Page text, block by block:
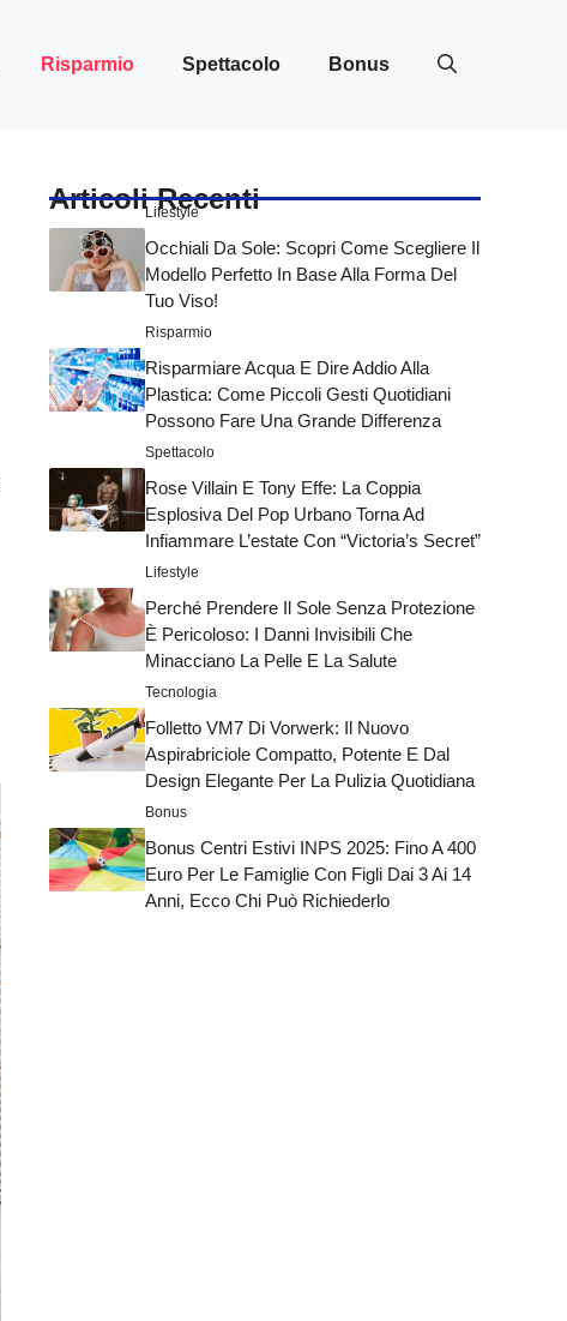
Risparmio Spettacolo Bonus
Articoli Recenti
Lifestyle
Occhiali Da Sole: Scopri Come Scegliere Il
Modello Perfetto In Base Alla Forma Del
Tuo Viso!
Risparmio
Risparmiare Acqua E Dire Addio Alla
Plastica: Come Piccoli Gesti Quotidiani
Possono Fare Una Grande Differenza
Spettacolo
Rose Villain E Tony Effe: La Coppia
Esplosiva Del Pop Urbano Torna Ad
Infiammare L’estate Con “Victoria’s Secret”
Lifestyle
Perché Prendere Il Sole Senza Protezione
È Pericoloso: I Danni Invisibili Che
Minacciano La Pelle E La Salute
Tecnologia
Folletto VM7 Di Vorwerk: Il Nuovo
Aspirabriciole Compatto, Potente E Dal
Design Elegante Per La Pulizia Quotidiana
Bonus
Bonus Centri Estivi INPS 2025: Fino A 400
Euro Per Le Famiglie Con Figli Dai 3 Ai 14
Anni, Ecco Chi Può Richiederlo